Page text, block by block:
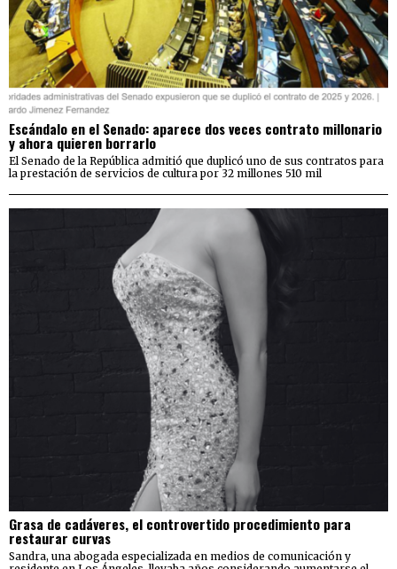
Escándalo en el Senado: aparece dos veces contrato millonario
y ahora quieren borrarlo
El Senado de la República admitió que duplicó uno de sus contratos para
la prestación de servicios de cultura por 32 millones 510 mil
Grasa de cadáveres, el controvertido procedimiento para
restaurar curvas
Sandra, una abogada especializada en medios de comunicación y